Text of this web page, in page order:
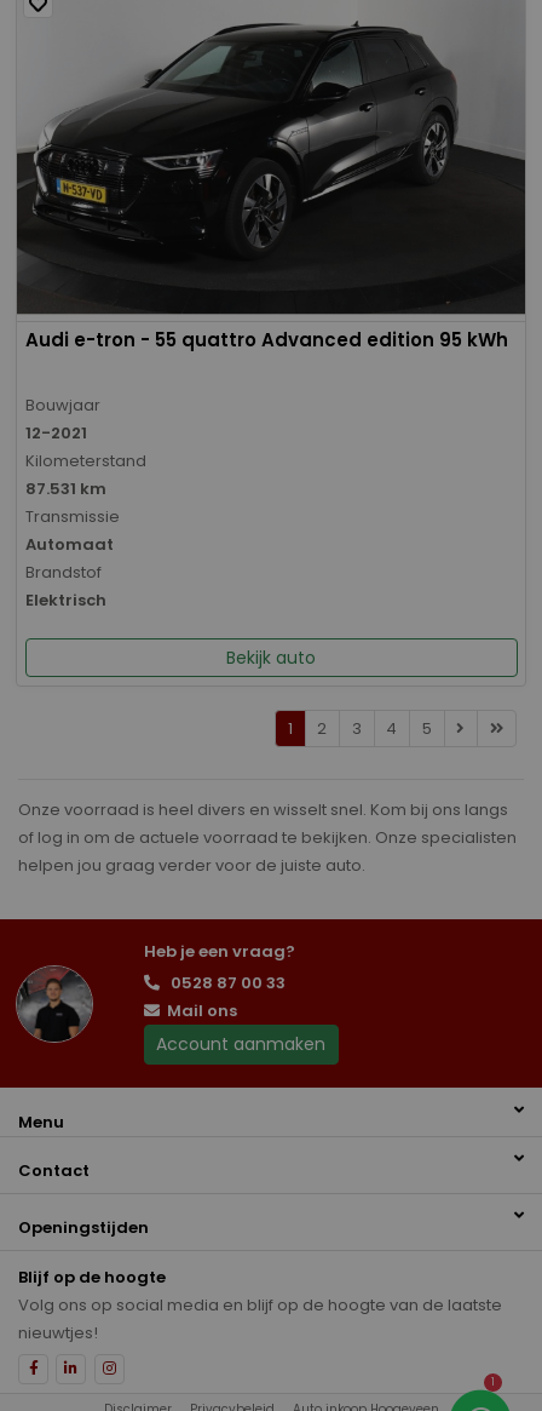
Audi e-tron - 55 quattro Advanced edition 95 kWh
Bouwjaar
12-2021
Kilometerstand
87.531 km
Transmissie
Automaat
Brandstof
Elektrisch
Bekijk auto
1 2 3 4 5
Onze voorraad is heel divers en wisselt snel. Kom bij ons langs
of log in om de actuele voorraad te bekijken. Onze specialisten
helpen jou graag verder voor de juiste auto.
Heb je een vraag?
0528 87 00 33
Mail ons
Account aanmaken
Menu
Contact
Openingstijden
Blijf op de hoogte
Volg ons op social media en blijf op de hoogte van de laatste
nieuwtjes!
1